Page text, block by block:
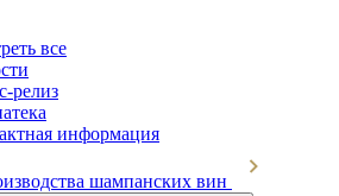
все
релиз
информация
шампанских вин